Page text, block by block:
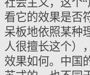
看它的效果是否
呆板地依照某种
人很擅长这个）
效果如何。中国